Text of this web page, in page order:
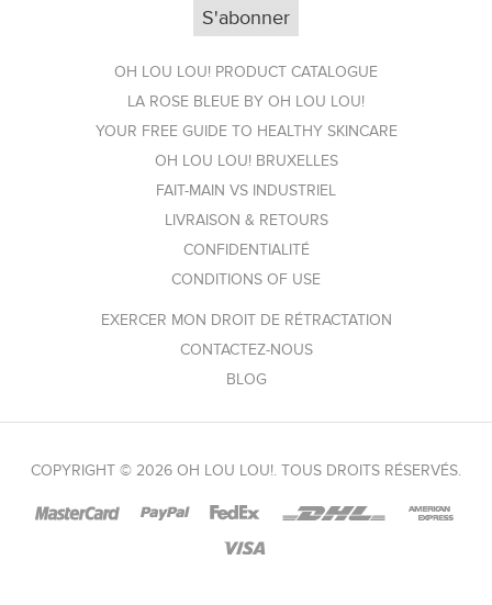
OH LOU LOU! PRODUCT CATALOGUE
LA ROSE BLEUE BY OH LOU LOU!
YOUR FREE GUIDE TO HEALTHY SKINCARE
OH LOU LOU! BRUXELLES
FAIT-MAIN VS INDUSTRIEL
LIVRAISON & RETOURS
CONFIDENTIALITÉ
CONDITIONS OF USE
EXERCER MON DROIT DE RÉTRACTATION
CONTACTEZ-NOUS
BLOG
COPYRIGHT © 2026 OH LOU LOU!. TOUS DROITS RÉSERVÉS.